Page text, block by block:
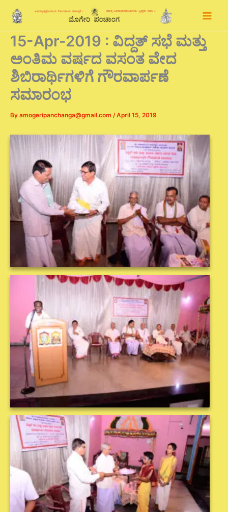
content
15-Apr-2019 : ವಿದ್ದತ್ ಸಭೆ ಮತ್ತು
ಅಂತಿಮ ವರ್ಷದ ವಸಂತ ವೇದ
ಶಿಬಿರಾರ್ಥಿಗಳಿಗೆ ಗೌರವಾರ್ಪಣೆ
ಸಮಾರಂಭ
By amogeripanchanga@gmail.com /April 15, 2019